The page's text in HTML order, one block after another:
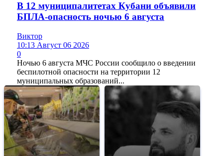
В 12 муниципалитетах Кубани объявили
БПЛА-опасность ночью 6 августа
Виктор
10:13 Август 06 2026
0
Ночью 6 августа МЧС России сообщило о введении
беспилотной опасности на территории 12
муниципальных образований...